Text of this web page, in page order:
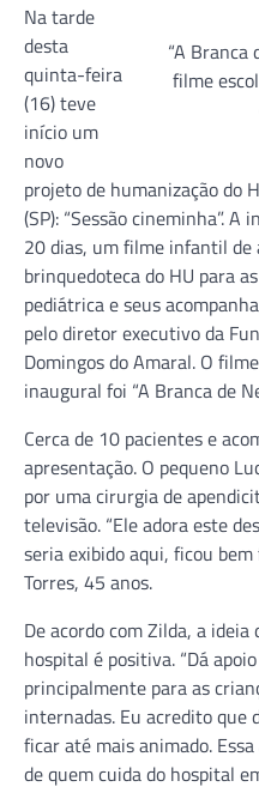
“A Branca
filme
Na tarde
desta
quinta-feira
(16) teve
início um
novo
projeto de humanização do
(SP): “Sessão cineminha”.
20 dias, um filme infantil de
brinquedoteca do HU para
pediátrica e seus
pelo diretor executivo da
Domingos do Amaral. O
inaugural foi “A Branca de
Cerca de 10 pacientes e
apresentação. O pequeno
por uma cirurgia de
televisão. “Ele adora este
seria exibido aqui, ficou
Torres, 45 anos.
De acordo com Zilda, a
hospital é positiva. “Dá
principalmente para as
internadas. Eu acredito que
ficar até mais animado.
de quem cuida do hospital